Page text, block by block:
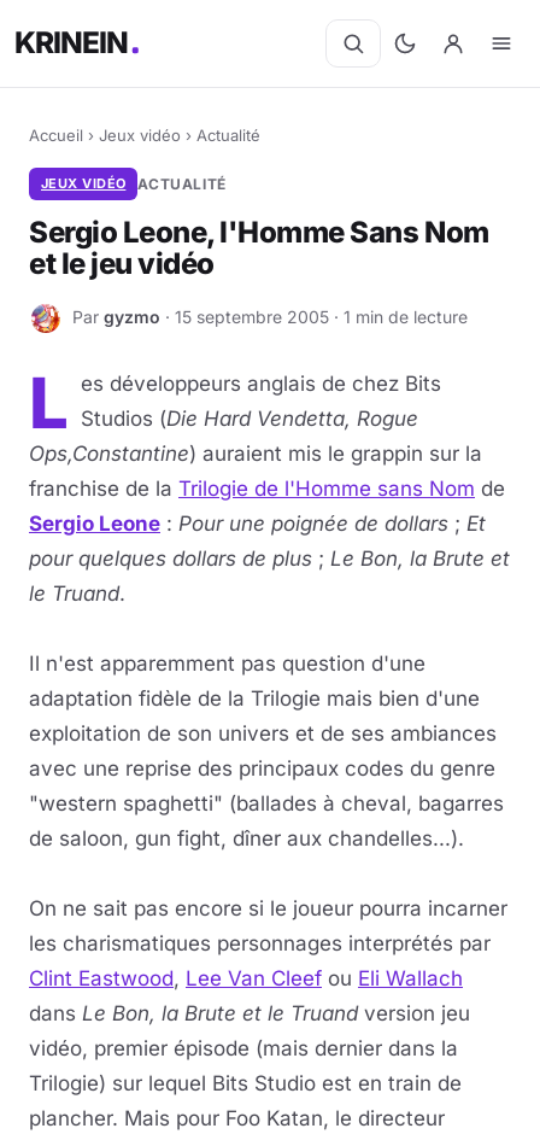
KRINEIN
Accueil › Jeux vidéo › Actualité
JEUX VIDÉO ACTUALITÉ
Sergio Leone, l'Homme Sans Nom
et le jeu vidéo
G Par gyzmo · 15 septembre 2005 · 1 min de lecture
L
es développeurs anglais de chez Bits
Studios (Die Hard Vendetta, Rogue
Ops,Constantine) auraient mis le grappin sur la
franchise de la Trilogie de l'Homme sans Nom de
Sergio Leone : Pour une poignée de dollars ; Et
pour quelques dollars de plus ; Le Bon, la Brute et
le Truand.
Il n'est apparemment pas question d'une
adaptation fidèle de la Trilogie mais bien d'une
exploitation de son univers et de ses ambiances
avec une reprise des principaux codes du genre
"western spaghetti" (ballades à cheval, bagarres
de saloon, gun fight, dîner aux chandelles...).
On ne sait pas encore si le joueur pourra incarner
les charismatiques personnages interprétés par
Clint Eastwood, Lee Van Cleef ou Eli Wallach
dans Le Bon, la Brute et le Truandversion jeu
vidéo, premier épisode (mais dernier dans la
Trilogie) sur lequel Bits Studio est en train de
plancher. Mais pour Foo Katan, le directeur